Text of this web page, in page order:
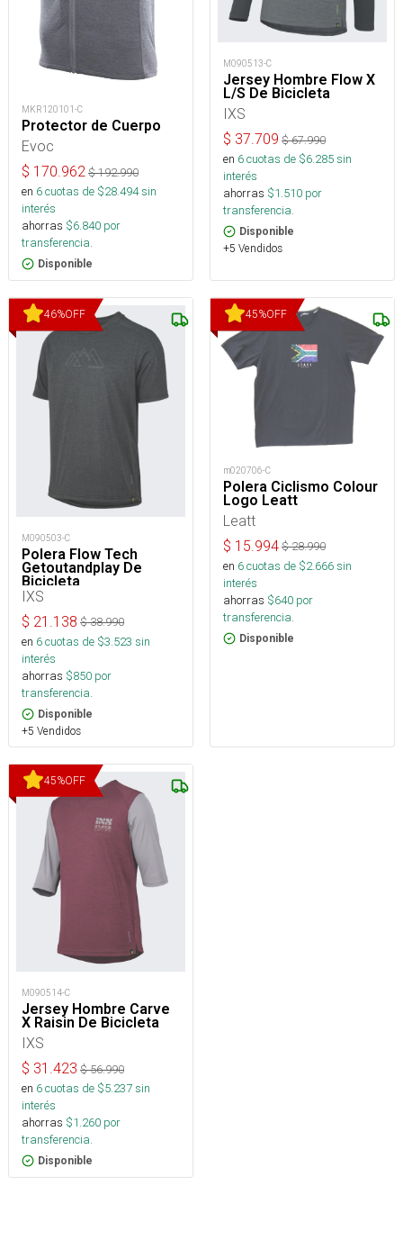
MKR120101-C
Protector de Cuerpo
Evoc
$ 170.962 $192.990
en 6cuotas de $28.494sin
interés
ahorras $6.840 por
transferencia.
Disponible
M090513-C
Jersey Hombre Flow X
L/S De Bicicleta
IXS
$ 37.709 $67.990
en 6cuotas de $6.285sin
interés
ahorras $1.510 por
transferencia.
Disponible
+5 Vendidos
46%OFF
M090503-C
Polera Flow Tech
Getoutandplay De
Bicicleta
IXS
$ 21.138 $38.990
en 6cuotas de $3.523 sin
interés
ahorras $850 por
transferencia.
Disponible
+5 Vendidos
45%OFF
m020706-C
Polera Ciclismo Colour
Logo Leatt
Leatt
$ 15.994 $28.990
en 6cuotas de $2.666sin
interés
ahorras $640 por
transferencia.
Disponible
45%OFF
M090514-C
Jersey Hombre Carve
X Raisin De Bicicleta
IXS
$ 31.423 $56.990
en 6cuotas de $5.237sin
interés
ahorras $1.260 por
transferencia.
Disponible